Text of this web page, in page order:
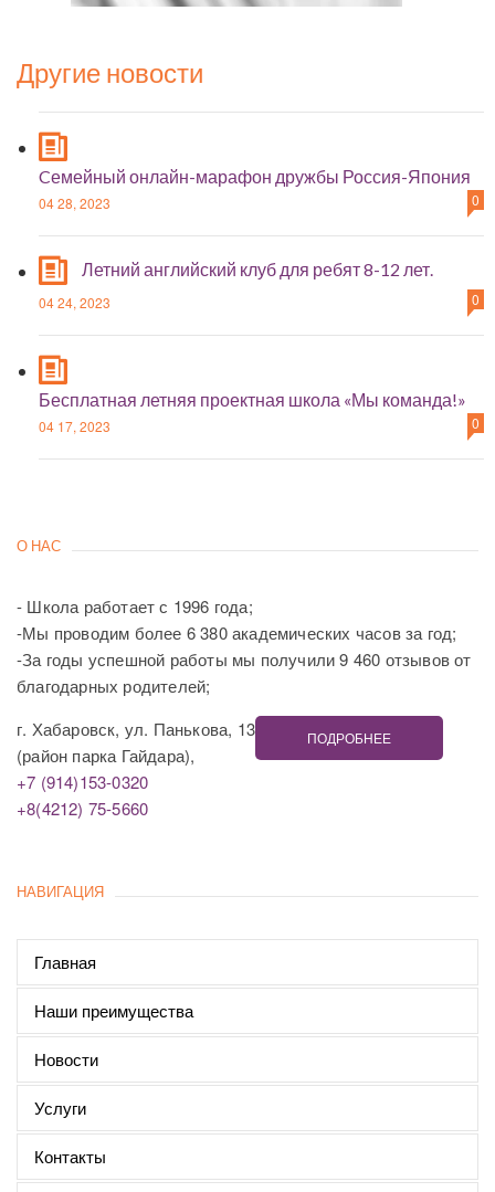
Другие новости
Cемейный онлайн-марафон дружбы Россия-Япония
04 28, 2023 0
Летний английский клуб для ребят 8-12 лет.
04 24, 2023 0
Бесплатная летняя проектная школа «Мы команда!»
04 17, 2023 0
О НАС
- Школа работает с 1996 года;
-Мы проводим более 6 380 академических часов за год;
-За годы успешной работы мы получили 9 460 отзывов от
благодарных родителей;
г. Хабаровск, ул. Панькова, 13
(район парка Гайдара),
+7 (914)153-0320
+8(4212) 75-5660
ПОДРОБНЕЕ
НАВИГАЦИЯ
Главная
Наши преимущества
Новости
Услуги
Контакты